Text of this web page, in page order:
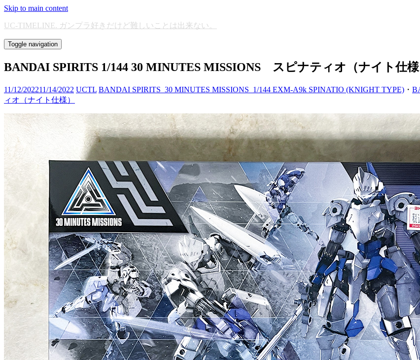
Skip to main content
UC-TIMELINE. ガンプラ好きだけど難しいことは出来ない。
Toggle navigation
BANDAI SPIRITS 1/144 30 MINUTES MISSIONS スピナティオ（ナイト仕様
11/12/202211/14/2022 UCTL BANDAI SPIRITS_30 MINUTES MISSIONS_1/144 EXM-A9k SPINATIO (KNIGHT TYPE) ・
ィオ（ナイト仕様）